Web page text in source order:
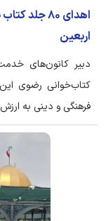
اهدای ۸۰
اربعین
دبیر کانون‌های
فرهنگی و دینی به ارزش ۵۰ میلیون ریال به مساجد و مراکز خیریه اهدا کرد.